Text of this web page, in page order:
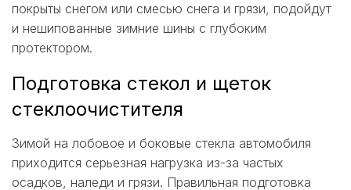
покрыты снегом или смесью снега и грязи, подойдут
и нешипованные зимние шины с глубоким
протектором.
Подготовка стекол и щеток
стеклоочистителя
Зимой на лобовое и боковые стекла автомобиля
приходится серьезная нагрузка из-за частых
осадков, наледи и грязи. Правильная подготовка